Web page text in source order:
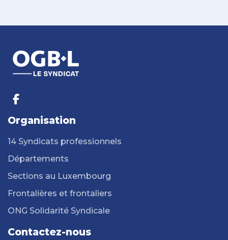
Organisation
14 Syndicats professionnels
Départements
Sections au Luxembourg
Frontalières et frontaliers
ONG Solidarité Syndicale
Contactez-nous